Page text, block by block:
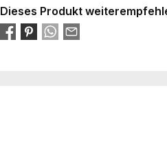
Dieses Produkt